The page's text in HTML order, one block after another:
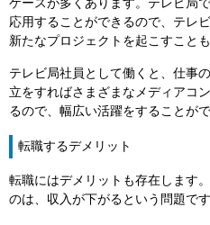
ケースが多くあります。テレビ局
応用することができるので、テレ
新たなプロジェクトを起こすことも
テレビ局社員として働くと、仕事
立をすればさまざまなメディアコ
るので、幅広い活躍をすることがで
転職するデメリット
転職にはデメリットも存在します
のは、収入が下がるという問題です